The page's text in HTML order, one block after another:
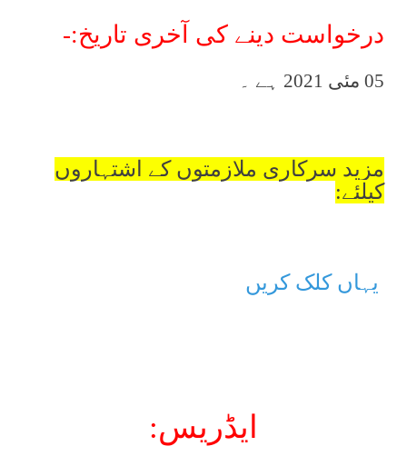
درخواست دینے کی آخری تاریخ­:-
05 مئی 2021 ہے ۔
مزید سرکاری ملازمتوں کے اشتہاروں
کیلئے:
یہاں کلک کریں
ایڈریس: